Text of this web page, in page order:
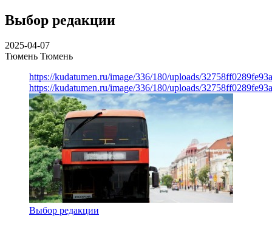
Выбор редакции
2025-04-07
Тюмень Тюмень
https://kudatumen.ru/image/336/180/uploads/
https://kudatumen.ru/image/336/180/uploads/
Выбор редакции